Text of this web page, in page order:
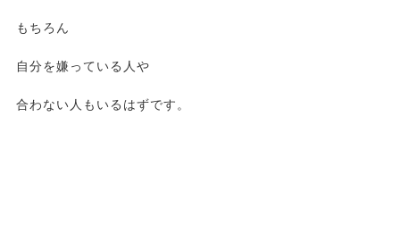
もちろん
自分を嫌っている人や
合わない人もいるはずです。